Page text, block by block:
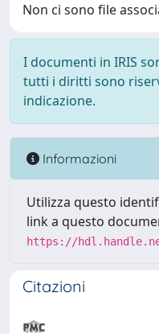
Non ci sono file
I documenti in IRIS
tutti i diritti sono
indicazione.
Informazioni
Utilizza questo
link a questo
https://
Citazioni